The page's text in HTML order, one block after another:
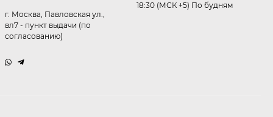
г. Москва, Павловская ул.,
вл7 - пункт выдачи (по
согласованию)
18:30 (МСК +5) По будням